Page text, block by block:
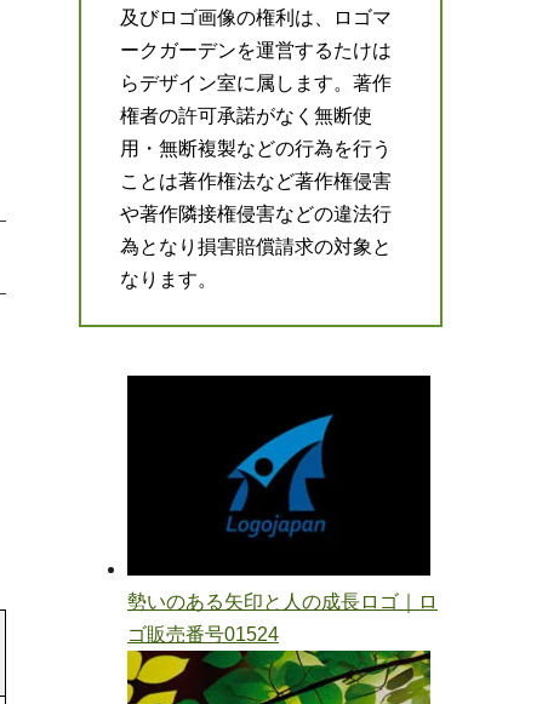
及びロゴ画像の権利は、ロゴマ
ークガーデンを運営するたけは
らデザイン室に属します。著作
権者の許可承諾がなく無断使
用・無断複製などの行為を行う
ことは著作権法など著作権侵害
や著作隣接権侵害などの違法行
為となり損害賠償請求の対象と
なります。